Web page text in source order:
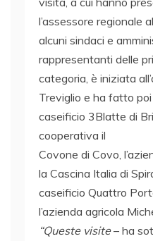
l’assessore regionale
alcuni sindaci e
rappresentanti delle
categoria, è iniziata
Treviglio e ha fatto
caseificio 3Blatte di
cooperativa il
Covone di Covo,
la Cascina Italia di
caseificio Quattro
l’azienda agricola
“Queste visite– ha